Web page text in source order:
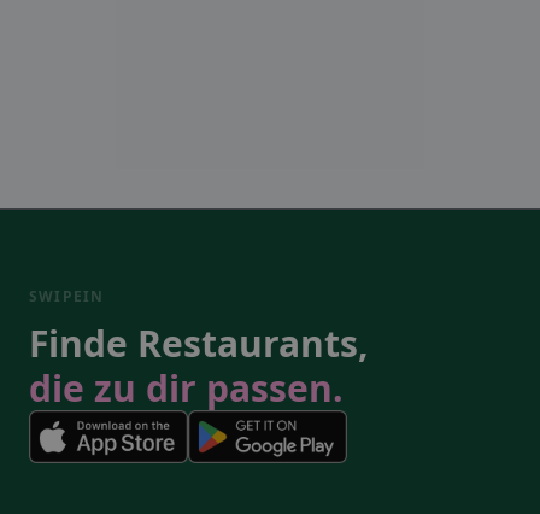
SWIPEIN
Finde Restaurants,
die zu dir passen.